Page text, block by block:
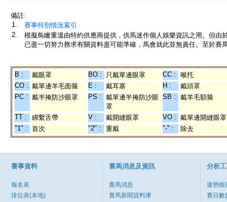
備註:
1.
賽事特別情況索引
2.
模擬鳥瞰重溫由特約供應商提供，供馬迷作個人娛樂資訊之用。但
已盡一切努力務求有關資料盡可能準確，馬會就此並無責任。至於賽
B : 戴眼罩 BO : 只戴單邊眼罩 CC :
喉托
CO : 戴單邊羊毛面箍 E : 戴耳塞 H :
戴頭罩
PC : 戴半掩防沙眼罩 PS :
戴單邊半掩防沙眼
罩
SB : 戴羊毛額箍
TT : 綁繫舌帶 V : 戴開縫眼罩 VO : 戴單邊開縫眼罩
"1" :
首次 "2" : 重戴 "-" : 除去
賽事資料
報名表
排位表(本地)
賽馬消息及資訊
賽馬消息
賽馬新聞資料庫
分析
速勢能
賽日數